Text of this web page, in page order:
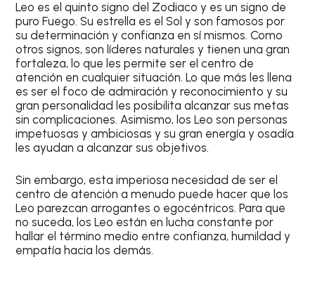
Leo es el quinto signo del Zodiaco y es un signo de
puro Fuego. Su estrella es el Sol y son famosos por
su determinación y confianza en sí mismos. Como
otros signos, son líderes naturales y tienen una gran
fortaleza, lo que les permite ser el centro de
atención en cualquier situación. Lo que más les llena
es ser el foco de admiración y reconocimiento y su
gran personalidad les posibilita alcanzar sus metas
sin complicaciones. Asimismo, losLeo son personas
impetuosas y ambiciosas y su gran energía y osadía
les ayudan a alcanzar sus objetivos.
Sin embargo, esta imperiosa necesidad de ser el
centro de atención a menudo puede hacer que los
Leo parezcan arrogantes o egocéntricos. Para que
no suceda, losLeo están en lucha constante por
hallar el término medio entre confianza, humildad y
empatía hacia los demás.